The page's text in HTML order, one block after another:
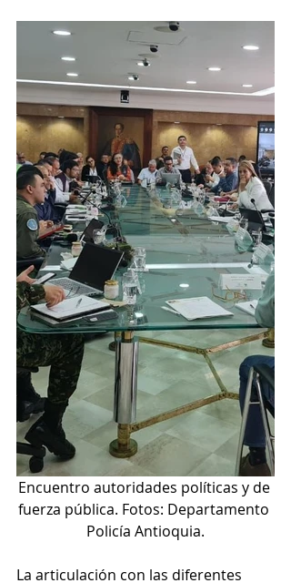
Encuentro autoridades políticas y de
fuerza pública. Fotos: Departamento
Policía Antioquia.
La articulación con las diferentes